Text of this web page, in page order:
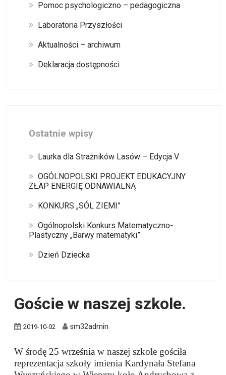
Pomoc psychologiczno – pedagogiczna
Laboratoria Przyszłości
Aktualności – archiwum
Deklaracja dostępności
Ostatnie wpisy
Laurka dla Strażników Lasów – Edycja V
OGÓLNOPOLSKI PROJEKT EDUKACYJNY
ZŁAP ENERGIĘ ODNAWIALNĄ
KONKURS „SÓL ZIEMI”
Ogólnopolski Konkurs Matematyczno-
Plastyczny „Barwy matematyki”
Dzień Dziecka
Goście w naszej szkole.
2019-10-02 sm32admin
W środę 25 września w naszej szkole gościła
reprezentacja szkoły imienia Kardynała Stefana